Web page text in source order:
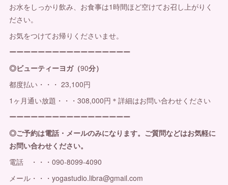
お水をしっかり飲み、お食事は1時間ほど空けてお召し上がりく
ださい。
お気をつけてお帰りくださいませ。
ーーーーーーーーーーーーーーーーー
◎ビューティーヨガ（90分）
都度払い・・・ 23,100円
1ヶ月通い放題・・・308,000円＊詳細はお問い合わせください
ーーーーーーーーーーーーーーーーー
◎ご予約は電話・メールのみになります。ご質問などはお気軽に
お問い合わせください。
電話 ・・・090-8099-4090
メール・・・yogastudio.libra@gmail.com